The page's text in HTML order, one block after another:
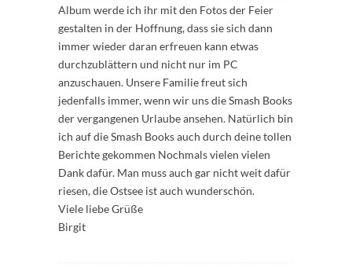
Album werde ich ihr mit den Fotos der Feier
gestalten in der Hoffnung, dass sie sich dann
immer wieder daran erfreuen kann etwas
durchzublättern und nicht nur im PC
anzuschauen. Unsere Familie freut sich
jedenfalls immer, wenn wir uns die Smash Books
der vergangenen Urlaube ansehen. Natürlich bin
ich auf die Smash Books auch durch deine tollen
Berichte gekommen Nochmals vielen vielen
Dank dafür. Man muss auch gar nicht weit dafür
riesen, die Ostsee ist auch wunderschön.
Viele liebe Grüße
Birgit